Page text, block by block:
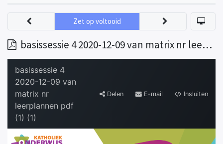
basissessie 4 2020-12-09 van matrix nr leerplannen pdf (1) (1)
Zet op voltooid